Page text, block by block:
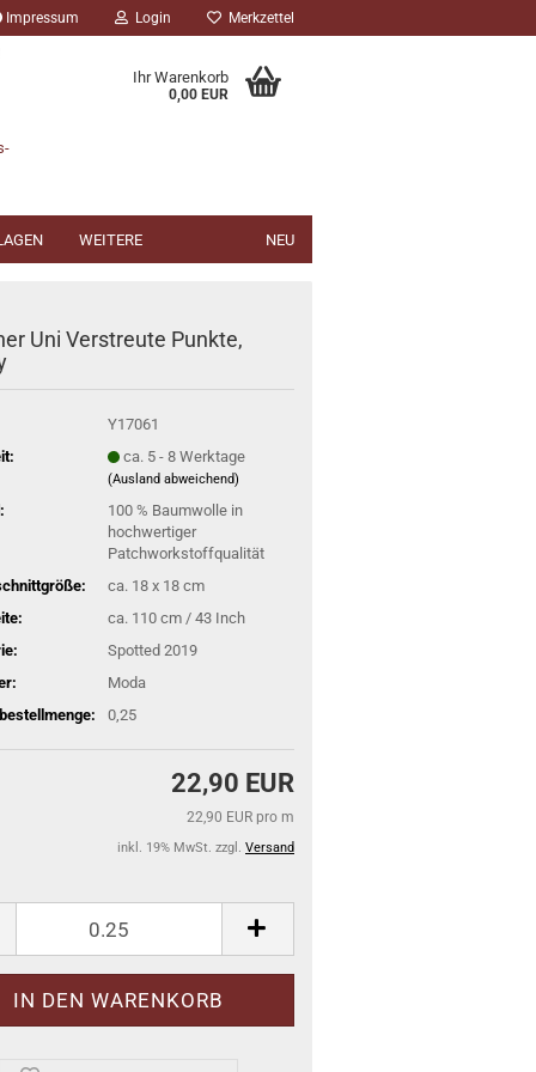
Impressum Login Merkzettel
Ihr Warenkorb
0,00 EUR
NEU
WEITERE
Uni Verstreute Punkte,
Y17061
ca. 5 - 8 Werktage
(Ausland abweichend)
100 % Baumwolle in
hochwertiger
Patchworkstoffqualität
ca. 18 x 18 cm
ca. 110 cm / 43 Inch
Spotted 2019
Moda
0,25
22,90 EUR
22,90 EUR pro m
inkl. 19% MwSt. zzgl. Versand